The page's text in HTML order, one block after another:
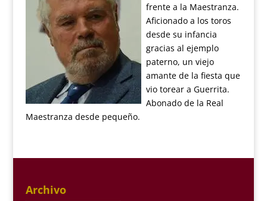
frente a la Maestranza.
Aficionado a los toros
desde su infancia
gracias al ejemplo
paterno, un viejo
amante de la fiesta que
vio torear a Guerrita.
Abonado de la Real
Maestranza desde pequeño.
Archivo